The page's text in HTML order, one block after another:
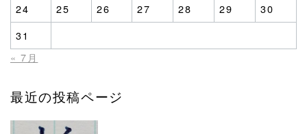
24
25 26 27 28 29
30
31
« 7月
最近の投稿ページ